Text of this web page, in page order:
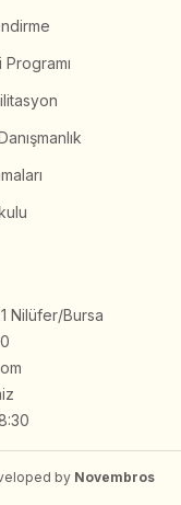
Nilüfer/Bursa
by Novembros